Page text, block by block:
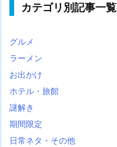
カテゴリ別記事一覧
グルメ
ラーメン
お出かけ
ホテル・旅館
謎解き
期間限定
日常ネタ・その他